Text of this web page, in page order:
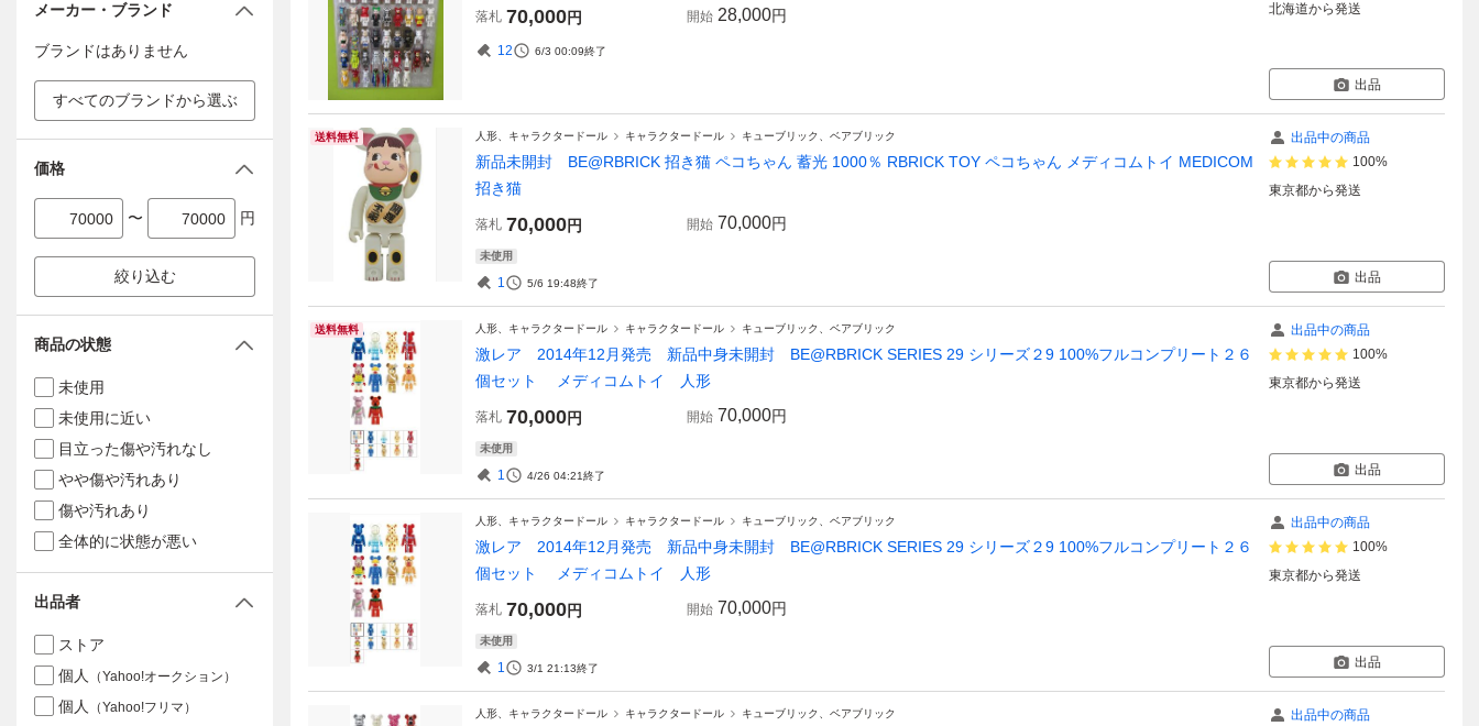
落札 70,000円 開始 28,000円
12 6/3 00:09終了
北海道から発送
出品
送料無料 人形、キャラクタードール キャラクタードール キューブリック、ベアブリック
新品未開封 BE@RBRICK 招き猫 ペコちゃん 蓄光 1000％ RBRICK TOY ペコちゃん メディコムトイ MEDICOM
招き猫
落札 70,000円 開始 70,000円
未使用
1 5/6 19:48終了
出品中の商品
100%
東京都から発送
出品
送料無料 人形、キャラクタードール キャラクタードール キューブリック、ベアブリック
激レア 2014年12月発売 新品中身未開封 BE@RBRICK SERIES 29 シリーズ２9 100%フルコンプリート２６
個セット メディコムトイ 人形
落札 70,000円 開始 70,000円
未使用
1 4/26 04:21終了
出品中の商品
100%
東京都から発送
出品
人形、キャラクタードール キャラクタードール キューブリック、ベアブリック
激レア 2014年12月発売 新品中身未開封 BE@RBRICK SERIES 29 シリーズ２9 100%フルコンプリート２６
個セット メディコムトイ 人形
落札 70,000円 開始 70,000円
未使用
1 3/1 21:13終了
出品中の商品
100%
東京都から発送
出品
人形、キャラクタードール キャラクタードール キューブリック、ベアブリック
出品中の商品
メーカー・ブランド
ブランドはありません
すべてのブランドから選ぶ
価格
〜 円
絞り込む
商品の状態
未使用
未使用に近い
目立った傷や汚れなし
やや傷や汚れあり
傷や汚れあり
全体的に状態が悪い
出品者
ストア
個人
（Yahoo!オークション）
個人 （Yahoo!フリマ）